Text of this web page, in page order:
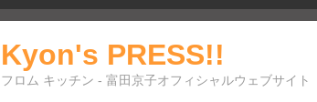
Kyon's PRESS!!
フロム キッチン - 富田京子オフィシャルウェブサイト